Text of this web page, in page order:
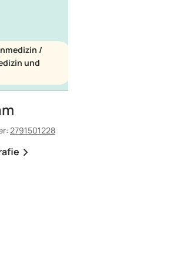
/
und
2791501228